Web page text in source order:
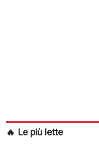
🔥 Le più lette